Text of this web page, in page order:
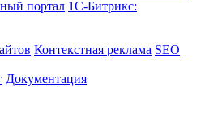
портал 1С-Битрикс:
Контекстная реклама SEO
Документация